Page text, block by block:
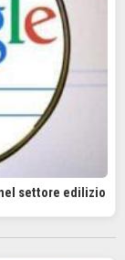
settore edilizio